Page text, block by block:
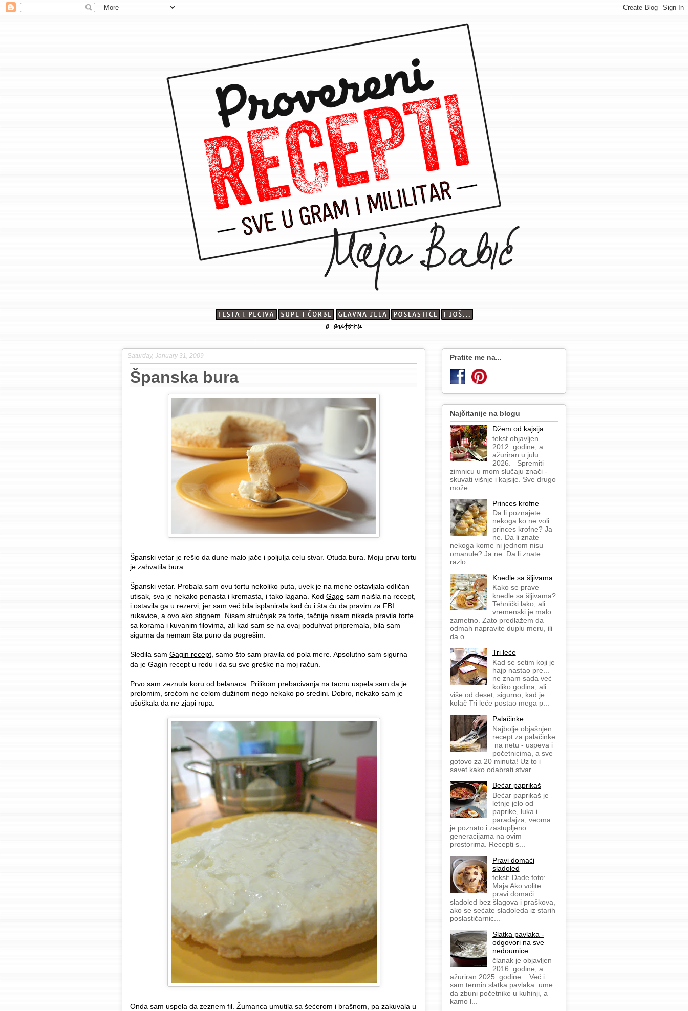
Saturday, January 31, 2009
Španska bura
Španski vetar je rešio da dune malo jače i poljulja celu stvar. Otuda bura. Moju prvu tortu
je zahvatila bura.
Španski vetar. Probala sam ovu tortu nekoliko puta, uvek je na mene ostavljala odličan
utisak, sva je nekako penasta i kremasta, i tako lagana. Kod Gage sam naišla na recept,
i ostavila ga u rezervi, jer sam već bila isplanirala kad ću i šta ću da pravim za FBI
rukavice , a ovo ako stignem. Nisam stručnjak za torte, tačnije nisam nikada pravila torte
sa korama i kuvanim filovima, ali kad sam se na ovaj poduhvat pripremala, bila sam
sigurna da nemam šta puno da pogrešim.
Sledila sam Gagin recept , samo što sam pravila od pola mere. Apsolutno sam sigurna
da je Gagin recept u redu i da su sve greške na moj račun.
Prvo sam zeznula koru od belanaca. Prilikom prebacivanja na tacnu uspela sam da je
prelomim, srećom ne celom dužinom nego nekako po sredini. Dobro, nekako sam je
ušuškala da ne zjapi rupa.
Onda sam uspela da zeznem fil. Žumanca umutila sa šećerom i brašnom, pa zakuvala u
Pratite me na...
Najčitanije na blogu
Džem od kajsija
tekst objavljen
2012. godine, a
ažuriran u julu
2026. Spremiti
zimnicu u mom slučaju znači -
skuvati višnje i kajsije. Sve drugo
može ...
Princes krofne
Da li poznajete
nekoga ko ne voli
princes krofne? Ja
ne. Da li znate
nekoga kome ni jednom nisu
omanule? Ja ne. Da li znate
razlo...
Knedle sa šljivama
Kako se prave
knedle sa šljivama?
Tehnički lako, ali
vremenski je malo
zametno. Zato predlažem da
odmah napravite duplu meru, ili
da o...
Tri leće
Kad se setim koji je
hajp nastao pre...
ne znam sada već
koliko godina, ali
više od deset, sigurno, kad je
kolač Tri leće postao mega p...
Palačinke
Najbolje objašnjen
recept za palačinke
na netu - uspeva i
početnicima, a sve
gotovo za 20 minuta! Uz to i
savet kako odabrati stvar...
Bećar paprikaš
Bećar paprikaš je
letnje jelo od
paprike, luka i
paradajza, veoma
je poznato i zastupljeno
generacijama na ovim
prostorima. Recepti s...
Pravi domaći
sladoled
tekst: Dade foto:
Maja Ako volite
pravi domaći
sladoled bez šlagova i praškova,
ako se sećate sladoleda iz starih
poslastičarnic...
Slatka pavlaka -
odgovori na sve
nedoumice
članak je objavljen
2016. godine, a
ažuriran 2025. godine Već i
sam termin slatka pavlaka ume
da zbuni početnike u kuhinji, a
kamo l...